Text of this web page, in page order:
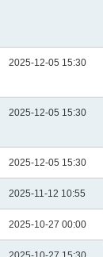
2025-12-05 15:30
2025-12-05 15:30
2025-12-05 15:30
2025-11-12 10:55
2025-10-27 00:00